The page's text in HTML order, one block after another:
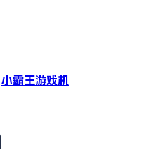
小霸王游戏机